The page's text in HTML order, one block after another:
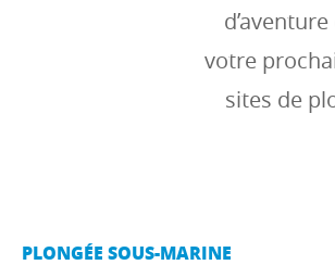
votre
sites de
PLONGÉE SOUS-MARINE